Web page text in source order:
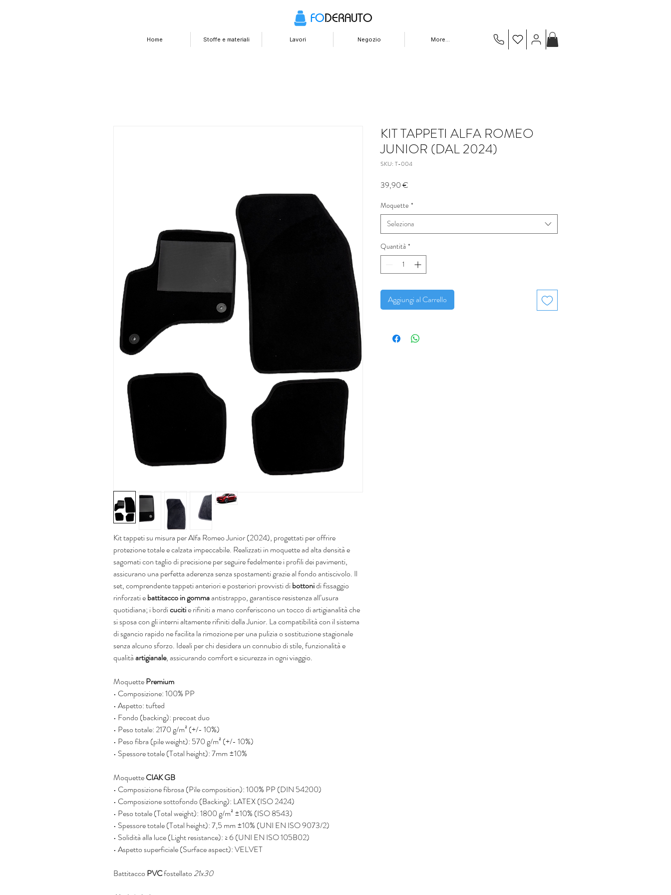
FODERAUTO
Home Stoffe e materiali Lavori Negozio More...
Kit tappeti su misura per Alfa Romeo Junior (2024), progettati per offrire
protezione totale e calzata impeccabile. Realizzati in moquette ad alta densità e
sagomati con taglio di precisione per seguire fedelmente i profili dei pavimenti,
assicurano una perfetta aderenza senza spostamenti grazie al fondo antiscivolo. Il
set, comprendente tappeti anteriori e posteriori provvisti di bottonidi fissaggio
rinforzati ebattitacco in gommaantistrappo, garantisce resistenza all’usura
quotidiana; i bordicucitie rifiniti a mano conferiscono un tocco di artigianalità che
si sposa con gli interni altamente rifiniti della Junior. La compatibilità con il sistema
di sgancio rapido ne facilita la rimozione per una pulizia o sostituzione stagionale
senza alcuno sforzo. Ideali per chi desidera un connubio di stile, funzionalità e
qualitàartigianale, assicurando comfort e sicurezza in ogni viaggio.
MoquettePremium
• Composizione: 100% PP
• Aspetto: tufted
• Fondo (backing): precoat duo
• Peso totale: 2170 g/m² (+/- 10%)
• Peso fibra (pile weight): 570 g/m² (+/- 10%)
• Spessore totale (Total height): 7mm ±10%
MoquetteCIAK GB
• Composizione fibrosa (Pile composition): 100% PP (DIN 54200)
• Composizione sottofondo (Backing): LATEX (ISO 2424)
• Peso totale (Total weight): 1800 g/m² ±10% (ISO 8543)
• Spessore totale (Total height): 7,5 mm ±10% (UNI EN ISO 9073/2)
• Solidità alla luce (Light resistance): ≥ 6 (UNI EN ISO 105B02)
• Aspetto superficiale (Surface aspect): VELVET
Battitacco PVCfostellato21x30
KIT TAPPETI ALFA ROMEO
JUNIOR (DAL 2024)
SKU: T-004
39,90 €
Moquette *
Seleziona
Quantità *
Aggiungi al Carrello